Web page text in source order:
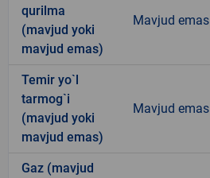
qurilma
(mavjud yoki
mavjud emas)
Mavjud emas
Temir yo`l
tarmog`i
(mavjud yoki
mavjud emas)
Mavjud emas
Gaz (mavjud